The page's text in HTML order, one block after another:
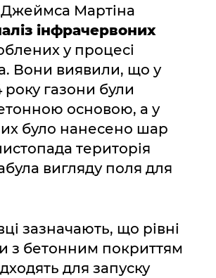
Джеймса Мартіна
інфрачервоних
у процесі
Вони виявили, що у
року газони були
основою, а у
було нанесено шар
територія
вигляду поля для
зазначають, що рівні
з бетонним покриттям
для запуску